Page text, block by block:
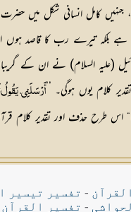
کامل انسانی شکل میں
بلکہ تیرے رب کا قاصد ہوں
(عليہ السلام) نے ان کے
کلام یوں ہوگی۔ ’’أَرْسَلَنِي،
اس طرح حذف اور تقدیر کلام
- تفسیر تیسیر
- تفسیر